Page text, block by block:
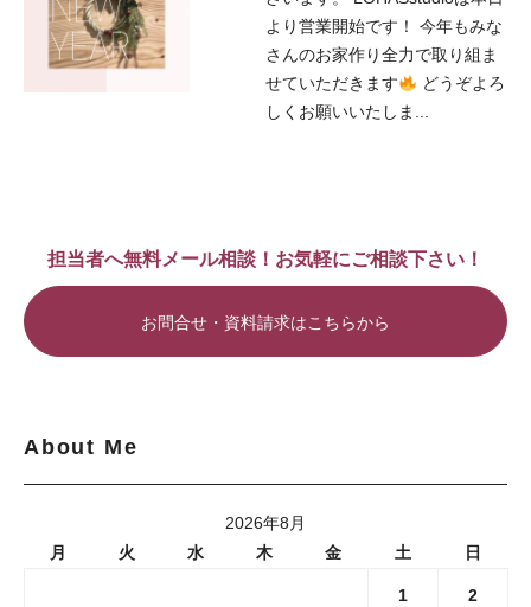
より営業開始です！ 今年もみな
さんのお家作り全力で取り組ま
せていただきます
どうぞよろ
しくお願いいたしま...
担当者へ無料メール相談！お気軽にご相談下さい！
お問合せ・資料請求はこちらから
About Me
2026年8月
月
火 水 木 金 土 日
1 2